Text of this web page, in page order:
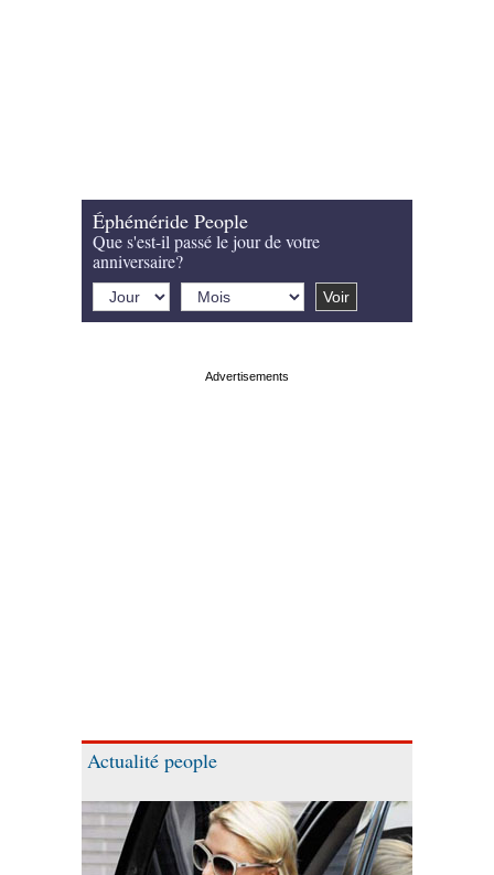
Éphéméride People
Que s'est-il passé le jour de votre
anniversaire?
Actualité people